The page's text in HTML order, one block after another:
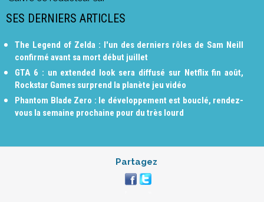
SES DERNIERS ARTICLES
The Legend of Zelda : l'un des derniers rôles de Sam Neill
confirmé avant sa mort début juillet
GTA 6 : un extended look sera diffusé sur Netflix fin août,
Rockstar Games surprend la planète jeu vidéo
Phantom Blade Zero : le développement est bouclé, rendez-
vous la semaine prochaine pour du très lourd
Partagez